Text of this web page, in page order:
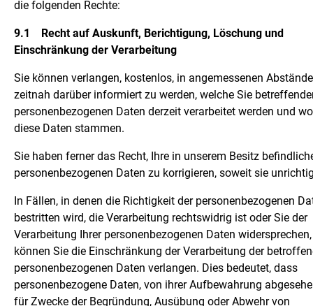
die folgenden Rechte:
9.1
Recht auf Auskunft, Berichtigung, Löschung und
Einschränkung der Verarbeitung
Sie können verlangen, kostenlos, in angemessenen
zeitnah darüber informiert zu werden, welche Sie
personenbezogenen Daten derzeit verarbeitet werden und
diese Daten stammen.
Sie haben ferner das Recht, Ihre in unserem Besitz
personenbezogenen Daten zu korrigieren, soweit sie
In Fällen, in denen die Richtigkeit der personenbezogenen
bestritten wird, die Verarbeitung rechtswidrig ist oder Sie der
Verarbeitung Ihrer personenbezogenen Daten widersprechen,
können Sie die Einschränkung der Verarbeitung der
personenbezogenen Daten verlangen. Dies bedeutet, dass
personenbezogene Daten, von ihrer Aufbewahrung
für Zwecke der Begründung, Ausübung oder Abwehr von